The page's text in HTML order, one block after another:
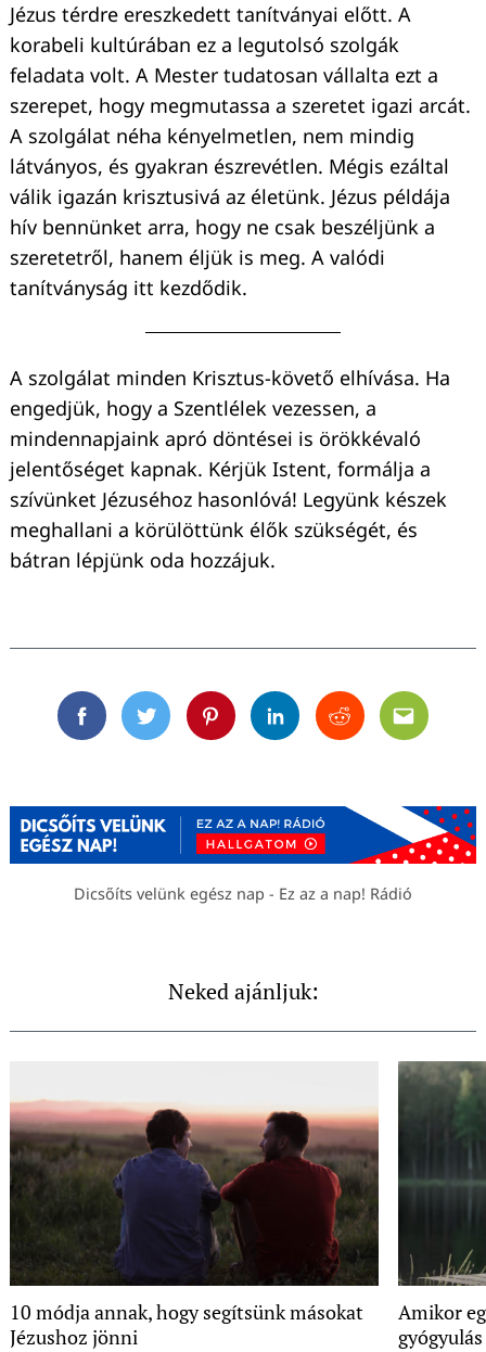
Jézus térdre ereszkedett tanítványai előtt. A
korabeli kultúrában ez a legutolsó szolgák
feladata volt. A Mester tudatosan vállalta ezt a
szerepet, hogy megmutassa a szeretet igazi arcát.
A szolgálat néha kényelmetlen, nem mindig
látványos, és gyakran észrevétlen. Mégis ezáltal
válik igazán krisztusivá az életünk. Jézus példája
hív bennünket arra, hogy ne csak beszéljünk a
szeretetről, hanem éljük is meg. A valódi
tanítványság itt kezdődik.
A szolgálat minden Krisztus-követő elhívása. Ha
engedjük, hogy a Szentlélek vezessen, a
mindennapjaink apró döntései is örökkévaló
jelentőséget kapnak. Kérjük Istent, formálja a
szívünket Jézuséhoz hasonlóvá! Legyünk készek
meghallani a körülöttünk élők szükségét, és
bátran lépjünk oda hozzájuk.
FacebookTwitterPinterestLinkedinRedditEmail
Dicsőíts velünk egész nap - Ez az a nap! Rádió
Neked ajánljuk:
10 módja annak, hogy segítsünk másokat
Jézushoz jönni
Amikor